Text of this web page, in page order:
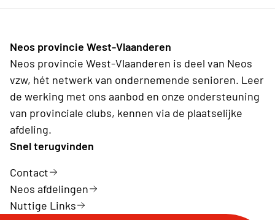
Neos provincie West-Vlaanderen
Neos provincie West-Vlaanderen is deel van Neos
vzw, hét netwerk van ondernemende senioren. Leer
de werking met ons aanbod en onze ondersteuning
van provinciale clubs, kennen via de plaatselijke
afdeling.
Snel terugvinden
Contact
Neos afdelingen
Nuttige Links